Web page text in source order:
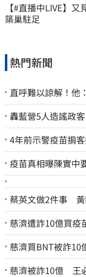
【#直播中LIVE】
築巢駐足
熱門新聞
直呼難以諒解！他
轟藍營5人造謠政
4年前示警疫苗掮
疫苗真相曝陳實
蔡英文做2件事 黃
慈濟遭詐10億買疫
慈濟買BNT被詐10
慈濟被詐10億 王